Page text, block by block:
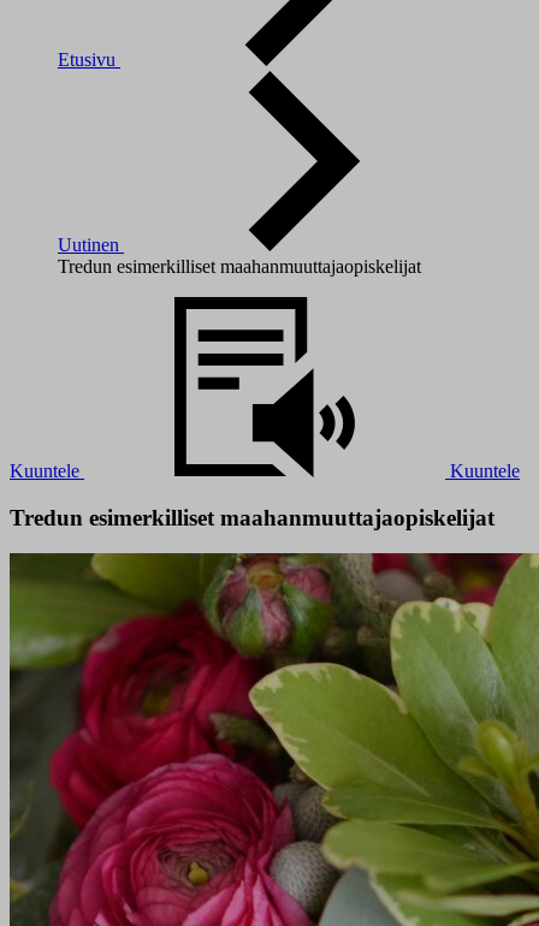
Etusivu
Uutinen
Tredun esimerkilliset maahanmuuttajaopiskelijat
Kuuntele Kuuntele
Tredun esimerkilliset maahanmuuttajaopiskelijat